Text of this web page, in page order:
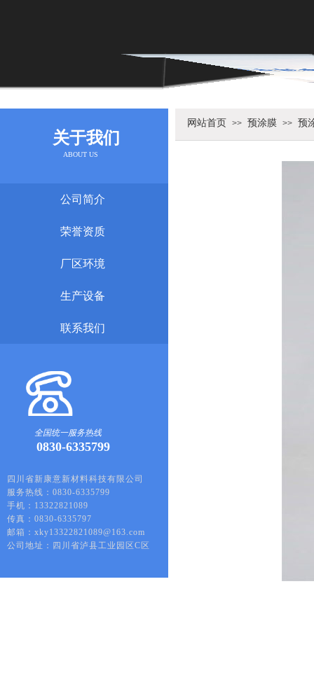
网站首页 >> 预涂膜 >> 预
全国统一服务热线
0830-6335799
公司简介
荣誉资质
厂区环境
生产设备
联系我们
关于我们
ABOUT US
四川省新康意新材料科技有限公司
服务热线：0830-6335799
手机：13322821089
传真：0830-6335797
邮箱：xky13322821089@163.com
公司地址：四川省泸县工业园区C区